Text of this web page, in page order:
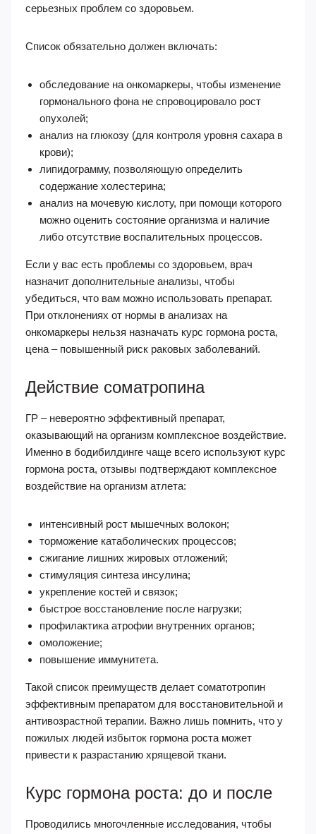
серьезных проблем со здоровьем.
Список обязательно должен включать:
обследование на онкомаркеры, чтобы изменение
гормонального фона не спровоцировало рост
опухолей;
анализ на глюкозу (для контроля уровня сахара в
крови);
липидограмму, позволяющую определить
содержание холестерина;
анализ на мочевую кислоту, при помощи которого
можно оценить состояние организма и наличие
либо отсутствие воспалительных процессов.
Если у вас есть проблемы со здоровьем, врач
назначит дополнительные анализы, чтобы
убедиться, что вам можно использовать препарат.
При отклонениях от нормы в анализах на
онкомаркеры нельзя назначать курс гормона роста,
цена – повышенный риск раковых заболеваний.
Действие соматропина
ГР – невероятно эффективный препарат,
оказывающий на организм комплексное воздействие.
Именно в бодибилдинге чаще всего используют курс
гормона роста, отзывы подтверждают комплексное
воздействие на организм атлета:
интенсивный рост мышечных волокон;
торможение катаболических процессов;
сжигание лишних жировых отложений;
стимуляция синтеза инсулина;
укрепление костей и связок;
быстрое восстановление после нагрузки;
профилактика атрофии внутренних органов;
омоложение;
повышение иммунитета.
Такой список преимуществ делает соматотропин
эффективным препаратом для восстановительной и
антивозрастной терапии. Важно лишь помнить, что у
пожилых людей избыток гормона роста может
привести к разрастанию хрящевой ткани.
Курс гормона роста: до и после
Проводились многочленные исследования, чтобы